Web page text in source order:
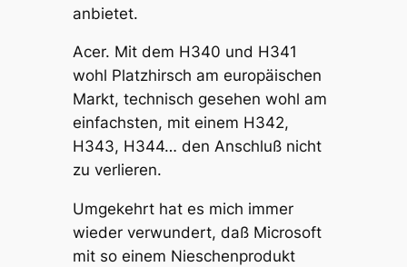
anbietet.
Acer. Mit dem H340 und H341
wohl Platzhirsch am europäischen
Markt, technisch gesehen wohl am
einfachsten, mit einem H342,
H343, H344… den Anschluß nicht
zu verlieren.
Umgekehrt hat es mich immer
wieder verwundert, daß Microsoft
mit so einem Nieschenprodukt